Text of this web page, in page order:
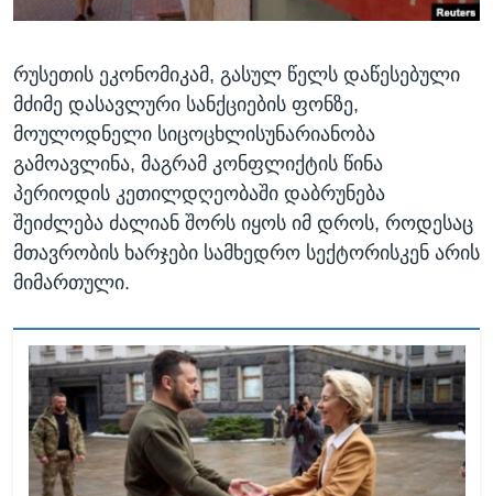
ᲓᲔᲖᲘᲜᲤᲝᲠᲛᲐᲪᲘᲐ
ენები
რუსეთის ეკონომიკამ, გასულ წელს დაწესებული
მძიმე დასავლური სანქციების ფონზე,
მოულოდნელი სიცოცხლისუნარიანობა
გამოავლინა, მაგრამ კონფლიქტის წინა
პერიოდის კეთილდღეობაში დაბრუნება
შეიძლება ძალიან შორს იყოს იმ დროს, როდესაც
მთავრობის ხარჯები სამხედრო სექტორისკენ არის
მიმართული.